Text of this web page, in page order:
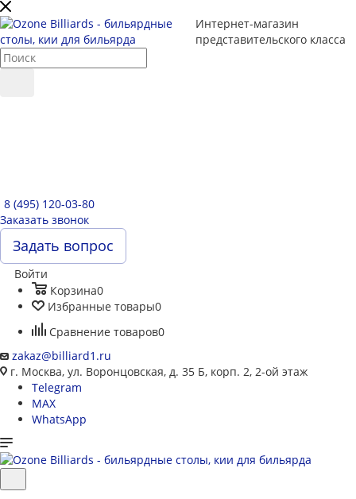
Интернет-магазин
представительского класса
8 (495) 120-03-80
Заказать звонок
Задать вопрос
Войти
Корзина0
Избранные товары0
Сравнение товаров0
zakaz@billiard1.ru
г. Москва, ул. Воронцовская, д. 35 Б, корп. 2, 2-ой этаж
Telegram
MAX
WhatsApp